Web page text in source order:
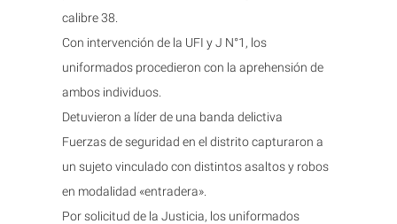
calibre 38.
Con intervención de la UFI y J N°1, los
uniformados procedieron con la aprehensión de
ambos individuos.
Detuvieron a líder de una banda delictiva
Fuerzas de seguridad en el distrito capturaron a
un sujeto vinculado con distintos asaltos y robos
en modalidad «entradera».
Por solicitud de la Justicia, los uniformados